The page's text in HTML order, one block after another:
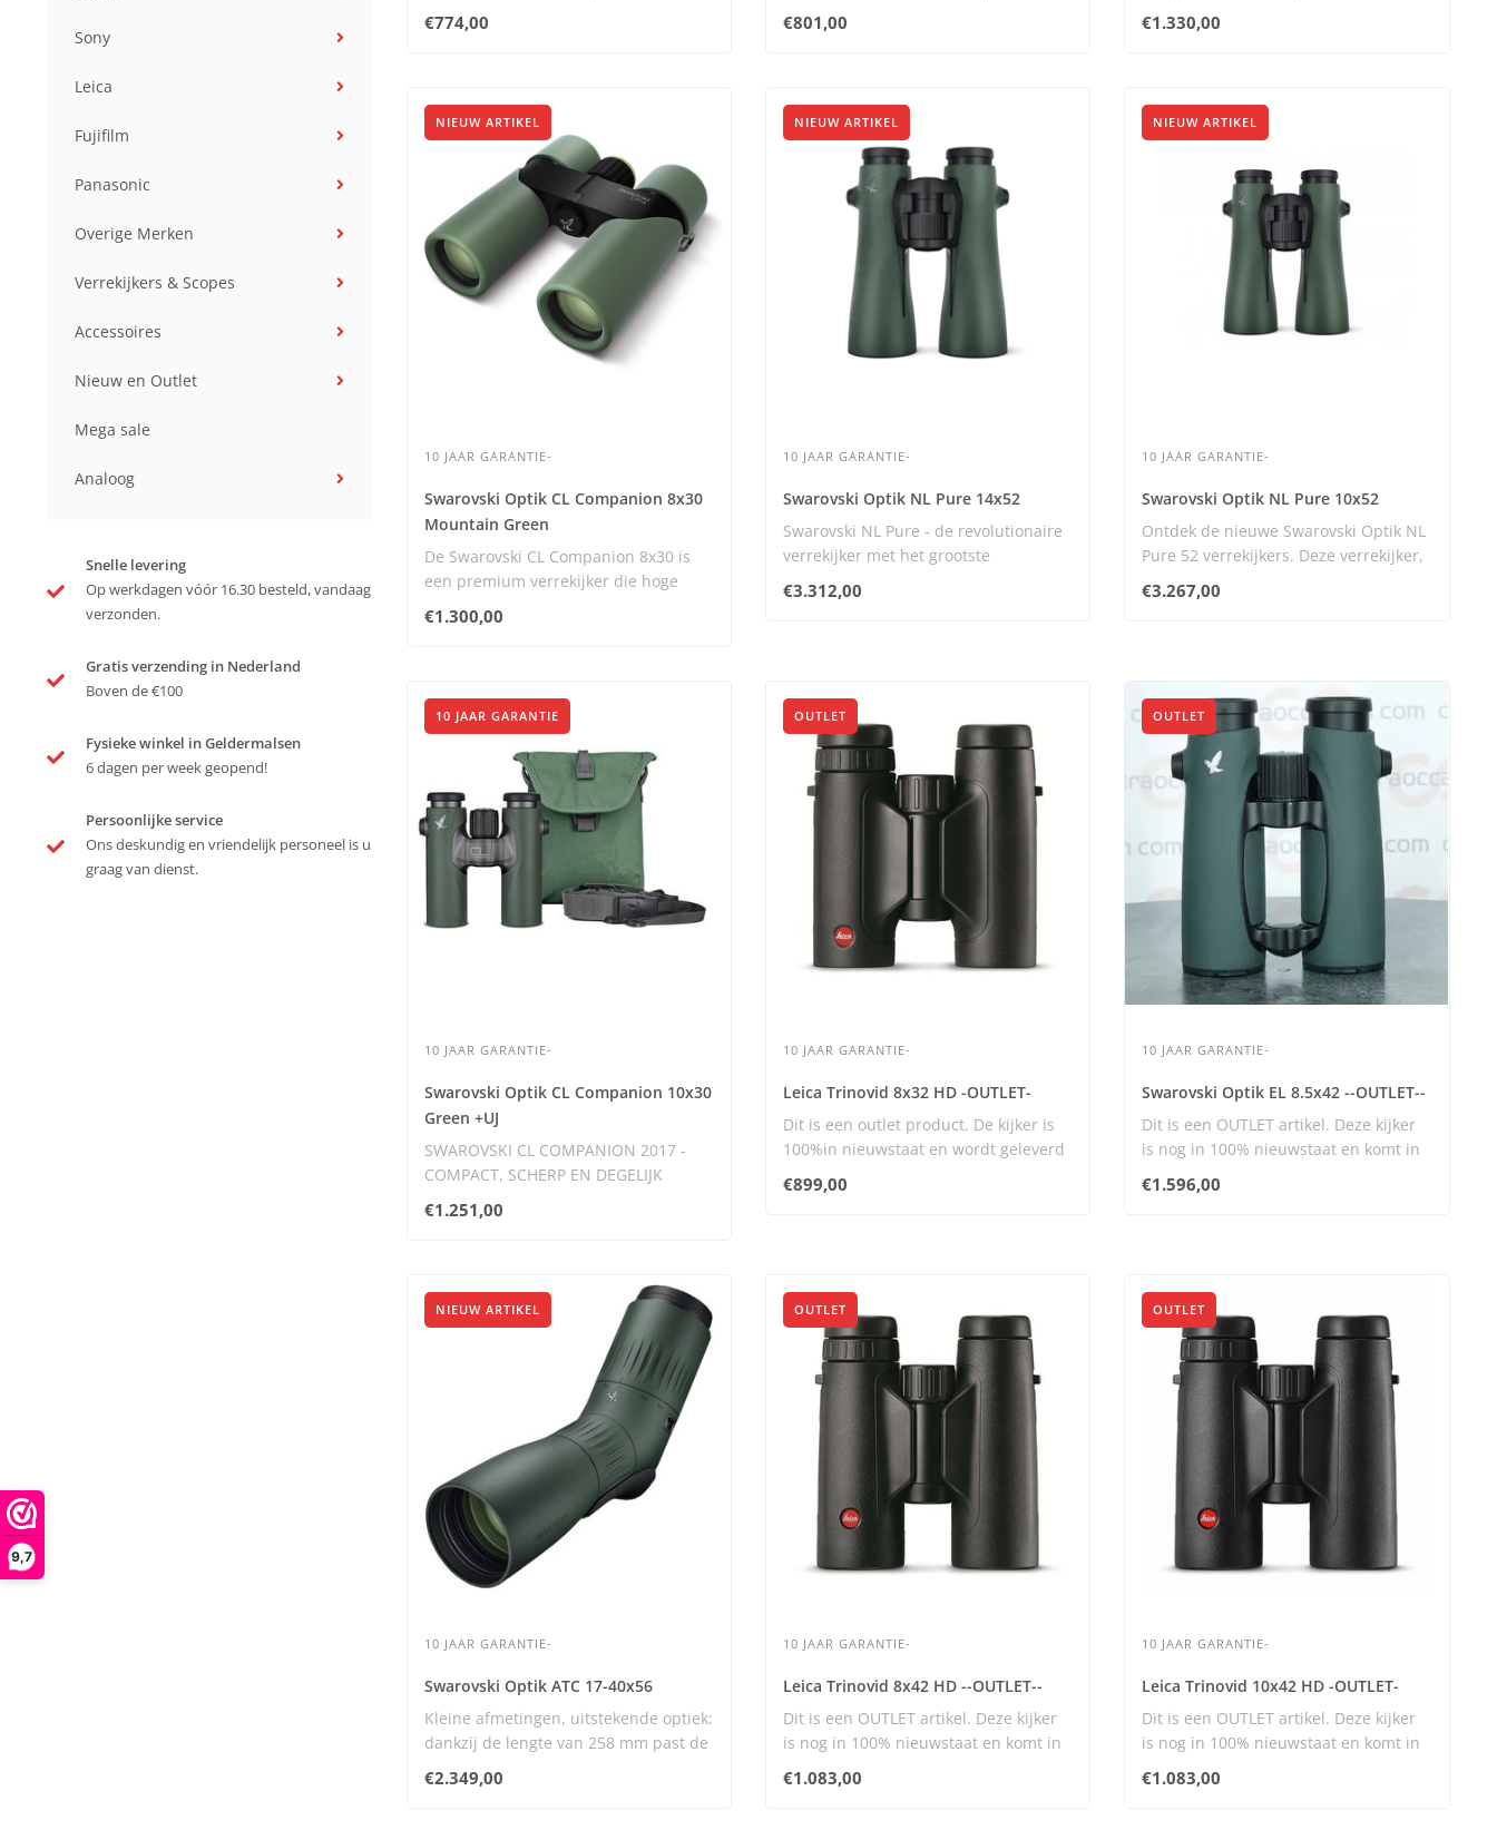
9,7
Sony
Leica
Fujifilm
Panasonic
Overige Merken
Verrekijkers & Scopes
Accessoires
Nieuw en Outlet
Mega sale
Analoog
Snelle levering
Op werkdagen vóór 16.30 besteld, vandaag
verzonden.
Gratis verzending in Nederland
Boven de €100
Fysieke winkel in Geldermalsen
6 dagen per week geopend!
Persoonlijke service
Ons deskundig en vriendelijk personeel is u
graag van dienst.
opvouwbare pr..
€774,00
opvouwbare p..
€801,00
maximale bee..
€1.330,00
NIEUW ARTIKEL
10 JAAR GARANTIE-
Swarovski Optik CL Companion 8x30
Mountain Green
De Swarovski CL Companion 8x30 is
een premium verrekijker die hoge
optische pres..
€1.300,00
NIEUW ARTIKEL
10 JAAR GARANTIE-
Swarovski Optik NL Pure 14x52
Swarovski NL Pure - de revolutionaire
verrekijker met het grootste
gezichtsveld ..
€3.312,00
NIEUW ARTIKEL
10 JAAR GARANTIE-
Swarovski Optik NL Pure 10x52
Ontdek de nieuwe Swarovski Optik NL
Pure 52 verrekijkers. Deze verrekijker,
met ..
€3.267,00
10 JAAR GARANTIE
10 JAAR GARANTIE-
Swarovski Optik CL Companion 10x30
Green +UJ
SWAROVSKI CL COMPANION 2017 -
COMPACT, SCHERP EN DEGELIJK
De Swarovski CL Compa..
€1.251,00
OUTLET
10 JAAR GARANTIE-
Leica Trinovid 8x32 HD -OUTLET-
Dit is een outlet product. De kijker is
100%in nieuwstaat en wordt geleverd
met ..
€899,00
OUTLET
10 JAAR GARANTIE-
Swarovski Optik EL 8.5x42 --OUTLET--
Dit is een OUTLET artikel. Deze kijker
is nog in 100% nieuwstaat en komt in
orig..
€1.596,00
NIEUW ARTIKEL
10 JAAR GARANTIE-
Swarovski Optik ATC 17-40x56
Kleine afmetingen, uitstekende optiek:
dankzij de lengte van 258 mm past de
ATC ..
€2.349,00
OUTLET
10 JAAR GARANTIE-
Leica Trinovid 8x42 HD --OUTLET--
Dit is een OUTLET artikel. Deze kijker
is nog in 100% nieuwstaat en komt in
orig..
€1.083,00
OUTLET
10 JAAR GARANTIE-
Leica Trinovid 10x42 HD -OUTLET-
Dit is een OUTLET artikel. Deze kijker
is nog in 100% nieuwstaat en komt in
orig..
€1.083,00